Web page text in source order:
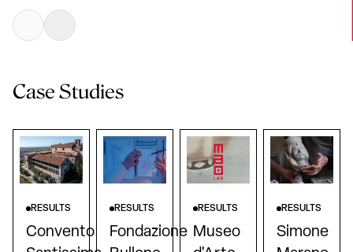
Case Studies
RESULTS
Convento
RESULTS
Fondazione
RESULTS
Museo
RESULTS
Simone